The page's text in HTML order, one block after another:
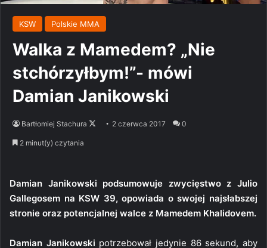
KSW Polskie MMA
Walka z Mamedem? „Nie
stchórzyłbym!”- mówi
Damian Janikowski
Bartłomiej Stachura
Follow2 czerwca 2017 0
2 minut(y) czytania
Damian Janikowski podsumowuje zwycięstwo z Julio
Gallegosem na KSW 39, opowiada o swojej najsłabszej
stronie oraz potencjalnej walce z Mamedem Khalidovem.
Damian Janikowski potrzebował jedynie 86 sekund, aby